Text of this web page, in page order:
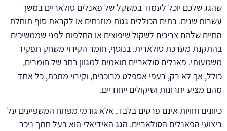
שהגג שלכם יוכל לעמוד במשקל של פאנלים סולאריים במשך
עשרות שנים. בתים הכוללים גגות מוזנחים או לקראת סוף תוחלת
החיים שלהם צריכים לשקול שיפוצים או החלפות לפני שממשיכים
בהתקנת מערכת סולארית. בנוסף, חומר הקירוי משחק תפקיד
משמעותי. פאנלים סולאריים תואמים למגוון רחב של חומרים,
כולל, אך לא רק, רעפי אספלט מרוכבים, וקירוי מתכת, כל אחד
מהם מציע יתרונות ושיקולים ייחודיים.
כיוונים וזוויות אינם פרטים בלבד, אלא גורמי מפתח המשפיעים על
ביצועי הפאנלים הסולאריים. הגג האידיאלי הוא בעל חתך ניכר